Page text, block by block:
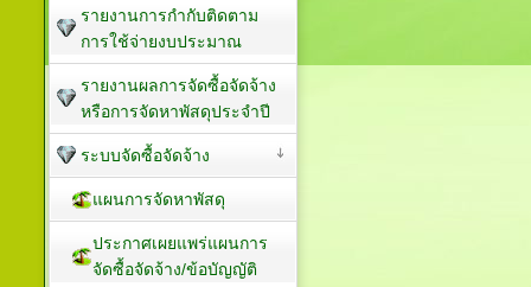
รายงานการกำกับติดตาม
การใช้จ่ายงบประมาณ
รายงานผลการจัดซื้อจัดจ้าง
หรือการจัดหาพัสดุประจำปี
ระบบจัดซื้อจัดจ้าง
แผนการจัดหาพัสดุ
ประกาศเผยแพร่แผนการ
จัดซื้อจัดจ้าง/ข้อบัญญัติ